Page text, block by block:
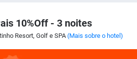
10%Off - 3 noites
Resort, Golf e SPA(Mais sobre o hotel)